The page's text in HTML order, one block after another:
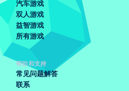
汽车游戏
双人游戏
益智游戏
所有游戏
帮助和支持
常见问题解答
联系